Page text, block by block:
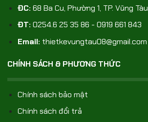
ĐC: 68 Ba Cu, Phường 1, TP. Vũng Tàu
ĐT: 0254.6 25 35 86 - 0919 661 843
Email: thietkevungtau08@gmail.com
CHÍNH SÁCH & PHƯƠNG THỨC
Chính sách bảo mật
Chính sách đổi trả